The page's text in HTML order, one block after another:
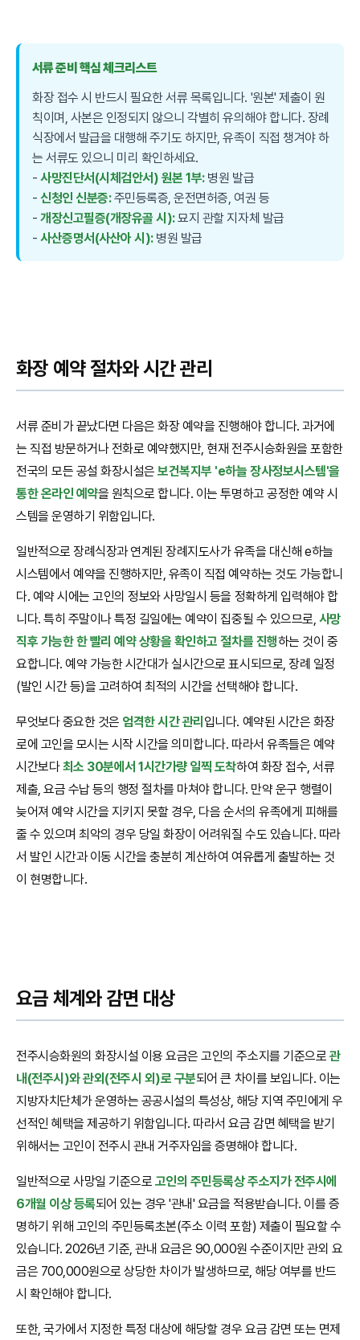
서류 준비 핵심 체크리스트
화장 접수 시 반드시 필요한 서류 목록입니다. '원본' 제출이 원
칙이며, 사본은 인정되지 않으니 각별히 유의해야 합니다. 장례
식장에서 발급을 대행해 주기도 하지만, 유족이 직접 챙겨야 하
는 서류도 있으니 미리 확인하세요.
-사망진단서(시체검안서) 원본 1부:병원 발급
- 신청인 신분증:주민등록증, 운전면허증, 여권 등
-개장신고필증(개장유골 시):묘지 관할 지자체 발급
-사산증명서(사산아 시):병원 발급
화장 예약 절차와 시간 관리
서류 준비가 끝났다면 다음은 화장 예약을 진행해야 합니다. 과거에
는 직접 방문하거나 전화로 예약했지만, 현재 전주시승화원을 포함한
전국의 모든 공설 화장시설은보건복지부 'e하늘 장사정보시스템'을
통한 온라인 예약을 원칙으로 합니다. 이는 투명하고 공정한 예약 시
스템을 운영하기 위함입니다.
일반적으로 장례식장과 연계된 장례지도사가 유족을 대신해 e하늘
시스템에서 예약을 진행하지만, 유족이 직접 예약하는 것도 가능합니
다. 예약 시에는 고인의 정보와 사망일시 등을 정확하게 입력해야 합
니다. 특히 주말이나 특정 길일에는 예약이 집중될 수 있으므로, 사망
직후 가능한 한 빨리 예약 상황을 확인하고 절차를 진행하는 것이 중
요합니다. 예약 가능한 시간대가 실시간으로 표시되므로, 장례 일정
(발인 시간 등)을 고려하여 최적의 시간을 선택해야 합니다.
무엇보다 중요한 것은 엄격한 시간 관리 입니다. 예약된 시간은 화장
로에 고인을 모시는 시작 시간을 의미합니다. 따라서 유족들은 예약
시간보다최소 30분에서 1시간가량 일찍 도착하여 화장 접수, 서류
제출, 요금 수납 등의 행정 절차를 마쳐야 합니다. 만약 운구 행렬이
늦어져 예약 시간을 지키지 못할 경우, 다음 순서의 유족에게 피해를
줄 수 있으며 최악의 경우 당일 화장이 어려워질 수도 있습니다. 따라
서 발인 시간과 이동 시간을 충분히 계산하여 여유롭게 출발하는 것
이 현명합니다.
요금 체계와 감면 대상
전주시승화원의 화장시설 이용 요금은 고인의 주소지를 기준으로 관
내(전주시)와 관외(전주시 외)로 구분되어 큰 차이를 보입니다. 이는
지방자치단체가 운영하는 공공시설의 특성상, 해당 지역 주민에게 우
선적인 혜택을 제공하기 위함입니다. 따라서 요금 감면 혜택을 받기
위해서는 고인이 전주시 관내 거주자임을 증명해야 합니다.
일반적으로 사망일 기준으로 고인의 주민등록상 주소지가 전주시에
6개월 이상 등록되어 있는 경우 '관내' 요금을 적용받습니다. 이를 증
명하기 위해 고인의 주민등록초본(주소 이력 포함) 제출이 필요할 수
있습니다. 2026년 기준, 관내 요금은 90,000원 수준이지만 관외 요
금은 700,000원으로 상당한 차이가 발생하므로, 해당 여부를 반드
시 확인해야 합니다.
또한, 국가에서 지정한 특정 대상에 해당할 경우 요금 감면 또는 면제